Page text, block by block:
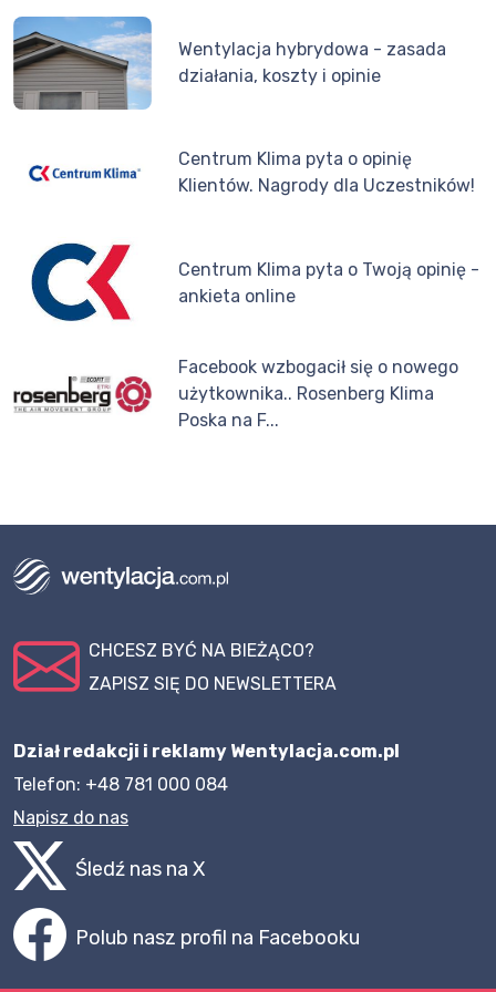
Wentylacja hybrydowa - zasada
działania, koszty i opinie
Centrum Klima pyta o opinię
Klientów. Nagrody dla Uczestników!
Centrum Klima pyta o Twoją opinię -
ankieta online
Facebook wzbogacił się o nowego
użytkownika.. Rosenberg Klima
Poska na F...
CHCESZ BYĆ NA BIEŻĄCO?
ZAPISZ SIĘ DO NEWSLETTERA
Dział redakcji i reklamy Wentylacja.com.pl
Telefon: +48 781 000 084
Napisz do nas
Śledź nas na X
Polub nasz profil na Facebooku